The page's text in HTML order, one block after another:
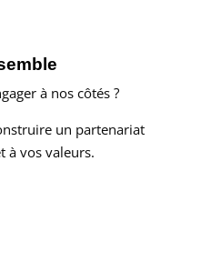
à nos côtés ?
un partenariat
à vos valeurs.